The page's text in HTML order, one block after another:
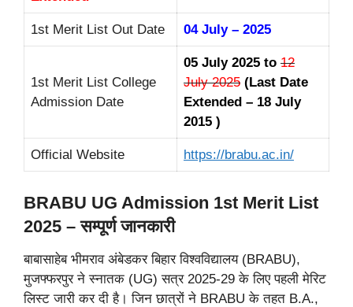
1st Merit List Out Date 04 July – 2025
1st Merit List College
Admission Date
05 July 2025 to 12
July 2025 (Last Date
Extended – 18 July
2015 )
Official Website https://brabu.ac.in/
BRABU UG Admission 1st Merit List
2025 – सम्पूर्ण जानकारी
बाबासाहेब भीमराव अंबेडकर बिहार विश्वविद्यालय (BRABU),
मुजफ्फरपुर ने स्नातक (UG) सत्र 2025-29 के लिए पहली मेरिट
लिस्ट जारी कर दी है। जिन छात्रों ने BRABU के तहत B.A.,